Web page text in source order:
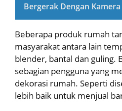
Bergerak Dengan
Beberapa produk rumah
masyarakat antara lain
blender, bantal dan guling.
sebagian pengguna yang
dekorasi rumah. Seperti
lebih baik untuk menjual